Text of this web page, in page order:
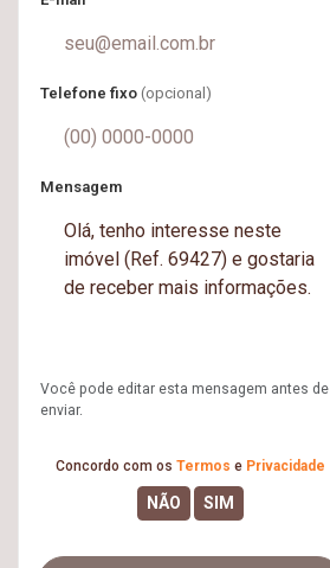
Telefone fixo (opcional)
Mensagem
Você pode editar esta mensagem antes de
enviar.
Concordo com os Termos e Privacidade